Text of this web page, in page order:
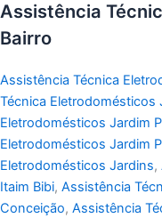
Assistência
Bairro
Assistência Técnica
Técnica Eletrodomésticos
Eletrodomésticos Jardim
Eletrodomésticos Jardim
Eletrodomésticos Jardins,
Itaim Bibi, Assistência
Conceição, Assistência